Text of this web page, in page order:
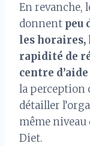
En revanche,
donnent peu
les horaires,
rapidité de
centre
la perception
détailler
même
Diet.